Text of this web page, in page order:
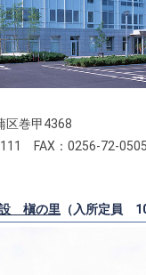
区巻甲4368
FAX：0256-72-0505
槇の里 （入所定員